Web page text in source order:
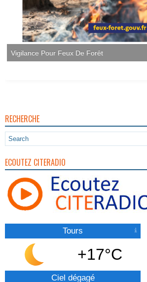
Vigilance Pour Feux De Forêt
RECHERCHE
ECOUTEZ CITERADIO
Tours
+17°C
Ciel dégagé